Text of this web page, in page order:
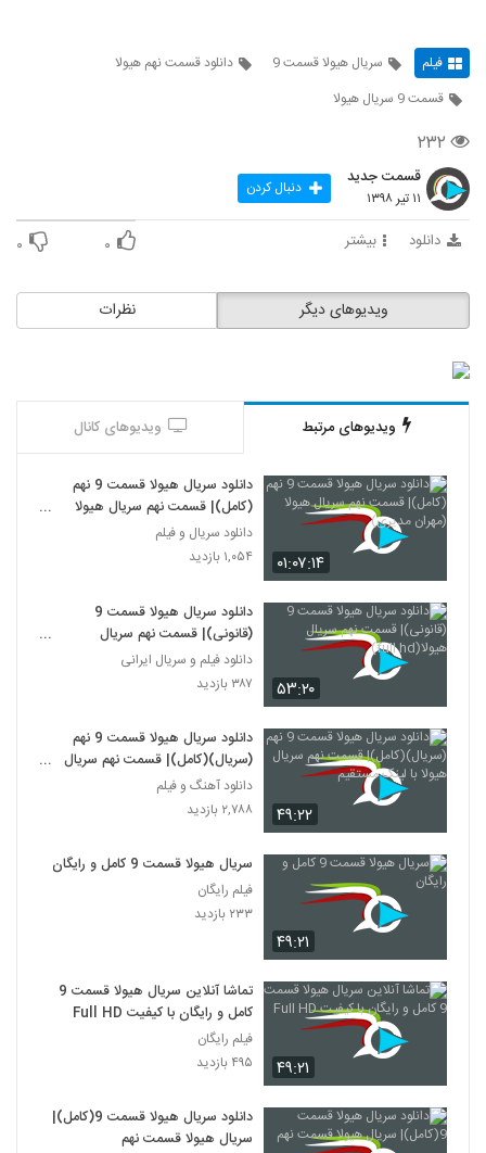
فیلم سریال هیولا قسمت 9
دانلود قسمت نهم هیولا
قسمت 9 سریال هیولا
۲۳۲
قسمت جدید
۱۱ تیر ۱۳۹۸ دنبال کردن
دانلود بیشتر ۰ ۰
نظرات ویدیوهای دیگر
ویدیوهای مرتبط ویدیوهای کانال
۰۱:۰۷:۱۴
دانلود سریال هیولا قسمت 9 نهم
(کامل)| قسمت نهم سریال هیولا
(مهران مدیری)
دانلود سریال و فیلم
۱,۰۵۴ بازدید
۵۳:۲۰
دانلود سریال هیولا قسمت 9
(قانونی)| قسمت نهم سریال
هیولا(full hd)
دانلود فیلم و سریال ایرانی
۳۸۷ بازدید
۴۹:۲۲
دانلود سریال هیولا قسمت 9 نهم
(سریال)(کامل)| قسمت نهم سریال
هیولا با لینک مستقیم
دانلود آهنگ و فیلم
۲,۷۸۸ بازدید
۴۹:۲۱
سریال هیولا قسمت 9 کامل و رایگان
فیلم رایگان
۲۳۳ بازدید
۴۹:۲۱
تماشا آنلاین سریال هیولا قسمت 9
کامل و رایگان با کیفیت Full HD
فیلم رایگان
۴۹۵ بازدید
دانلود سریال هیولا قسمت 9(کامل)|
سریال هیولا قسمت نهم